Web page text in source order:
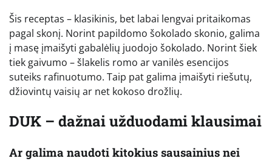
Šis receptas – klasikinis, bet labai lengvai pritaikomas
pagal skonį. Norint papildomo šokolado skonio, galima
į masę įmaišyti gabalėlių juodojo šokolado. Norint šiek
tiek gaivumo – šlakelis romo ar vanilės esencijos
suteiks rafinuotumo. Taip pat galima įmaišyti riešutų,
džiovintų vaisių ar net kokoso drožlių.
DUK – dažnai užduodami klausimai
Ar galima naudoti kitokius sausainius nei